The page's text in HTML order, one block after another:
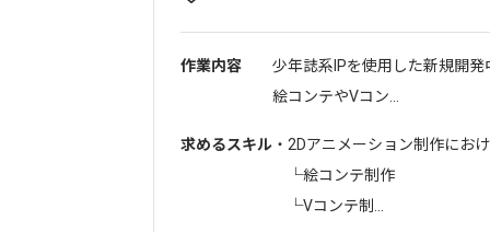
作業内容
少年誌系IPを使用した新規開
絵コンテやVコン...
求めるスキル ・2Dアニメーション制作にお
└絵コンテ制作
└Vコンテ制...